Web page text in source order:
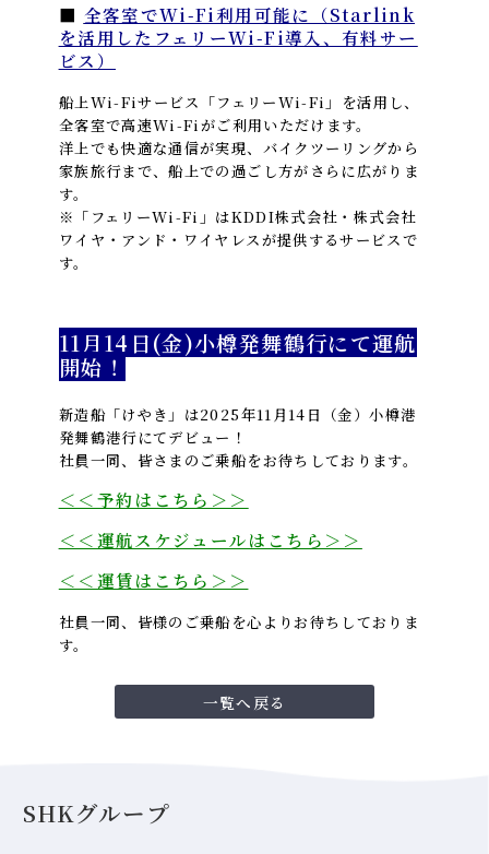
■ 全客室でWi-Fi利用可能に（Starlink
を活用したフェリーWi-Fi導入、有料サー
ビス）
船上Wi-Fiサービス「フェリーWi-Fi」を活用し、
全客室で高速Wi-Fiがご利用いただけます。
洋上でも快適な通信が実現、バイクツーリングから
家族旅行まで、船上での過ごし方がさらに広がりま
す。
※「フェリーWi-Fi」はKDDI株式会社・株式会社
ワイヤ・アンド・ワイヤレスが提供するサービスで
す。
11月14日(金)小樽発舞鶴行にて運航
開始！
新造船「けやき」は2025年11月14日（金）小樽港
発舞鶴港行にてデビュー！
社員一同、皆さまのご乗船をお待ちしております。
＜＜予約はこちら＞＞
＜＜運航スケジュールはこちら＞＞
＜＜運賃はこちら＞＞
社員一同、皆様のご乗船を心よりお待ちしておりま
す。
一覧へ戻る
SHKグループ